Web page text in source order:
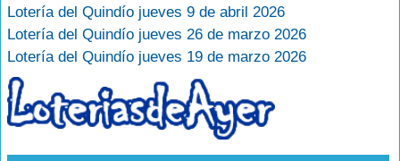
Lotería del Quindío jueves 9 de abril 2026
Lotería del Quindío jueves 26 de marzo 2026
Lotería del Quindío jueves 19 de marzo 2026